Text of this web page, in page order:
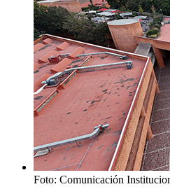
Foto: Comunicación